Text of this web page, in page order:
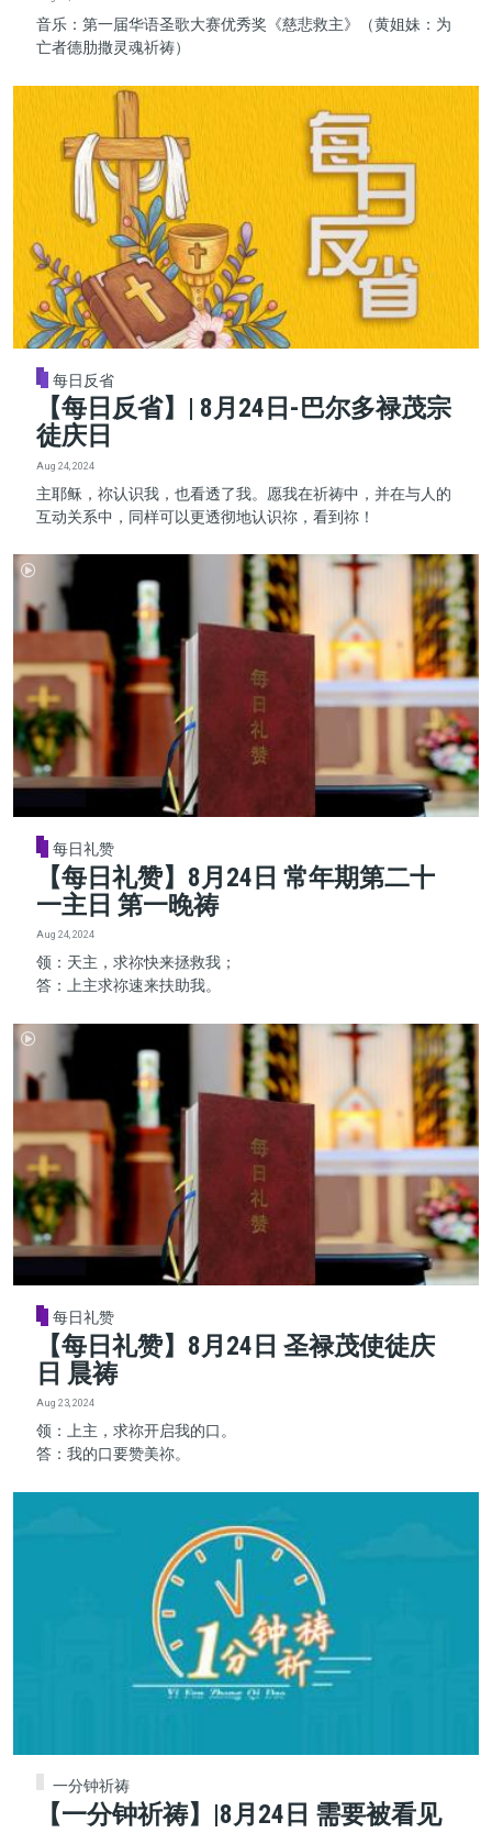
音乐：第一届华语圣歌大赛优秀奖《慈悲救主》（黄姐妹：为
亡者德肋撒灵魂祈祷）
每日反省
【每日反省】| 8月24日-巴尔多禄茂宗
徒庆日
Aug 24, 2024
主耶稣，祢认识我，也看透了我。愿我在祈祷中，并在与人的
互动关系中，同样可以更透彻地认识祢，看到祢！
每日礼赞
【每日礼赞】8月24日 常年期第二十
一主日 第一晚祷
Aug 24, 2024
领：天主，求祢快来拯救我；
答：上主求祢速来扶助我。
每日礼赞
【每日礼赞】8月24日 圣禄茂使徒庆
日 晨祷
Aug 23, 2024
领：上主，求祢开启我的口。
答：我的口要赞美祢。
一分钟祈祷
【一分钟祈祷】|8月24日 需要被看见